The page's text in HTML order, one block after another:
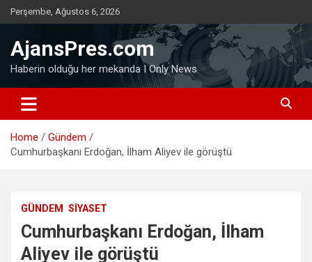
Skip
to
Perşembe, Ağustos 6, 2026
AjansPres.com
Haberin olduğu her mekanda I Only News
Home
Gündem
Cumhurbaşkanı Erdoğan, İlham Aliyev ile görüştü
GÜNDEM SIYASET
Cumhurbaşkanı Erdoğan, İlham
Aliyev ile görüştü